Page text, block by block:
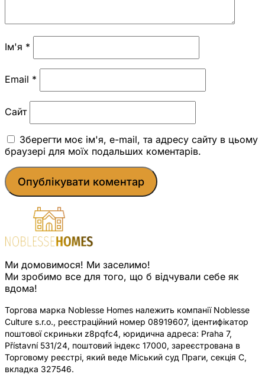
Ім'я *
Email *
Сайт
Зберегти моє ім'я, e-mail, та адресу сайту в цьому
браузері для моїх подальших коментарів.
Ми домовимося! Ми заселимо!
Ми зробимо все для того, що б відчували себе як
вдома!
Торгова марка Noblesse Homes належить компанії Noblesse
Culture s.r.o., реєстраційний номер 08919607, ідентифікатор
поштової скриньки z8pqfc4, юридична адреса: Praha 7,
Přístavní 531/24, поштовий індекс 17000, зареєстрована в
Торговому реєстрі, який веде Міський суд Праги, секція C,
вкладка 327546.